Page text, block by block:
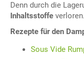
Denn durch die
Inhaltsstoffe verloren.
Rezepte für den
Sous Vide